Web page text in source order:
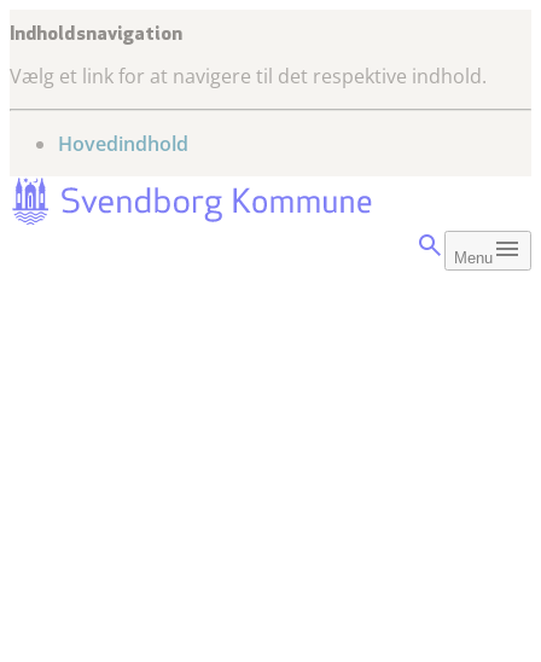
Indholdsnavigation
Vælg et link for at navigere til det respektive indhold.
gå til
Hovedindhold
Menu